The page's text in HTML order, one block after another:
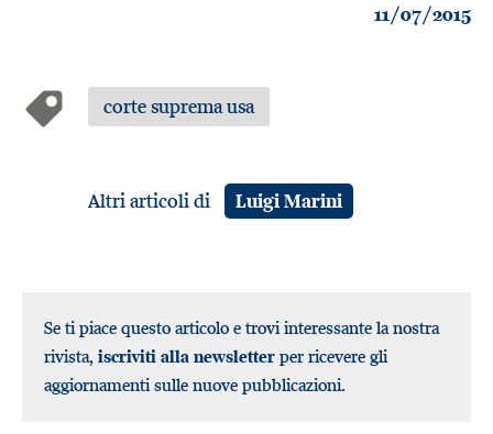
11/07/2015
corte suprema usa
Altri articoli di Luigi Marini
Se ti piace questo articolo e trovi interessante la nostra
rivista, iscriviti alla newsletter per ricevere gli
aggiornamenti sulle nuove pubblicazioni.